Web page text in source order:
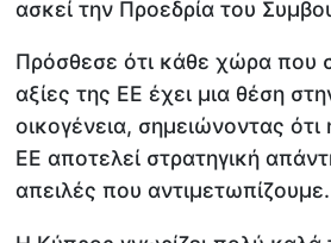
ασκεί την Προεδρία του
Πρόσθεσε ότι κάθε χώρα που
αξίες της ΕΕ έχει μια θέση
οικογένεια, σημειώνοντας ότι
ΕΕ αποτελεί στρατηγική
απειλές που αντιμετωπίζουμε.